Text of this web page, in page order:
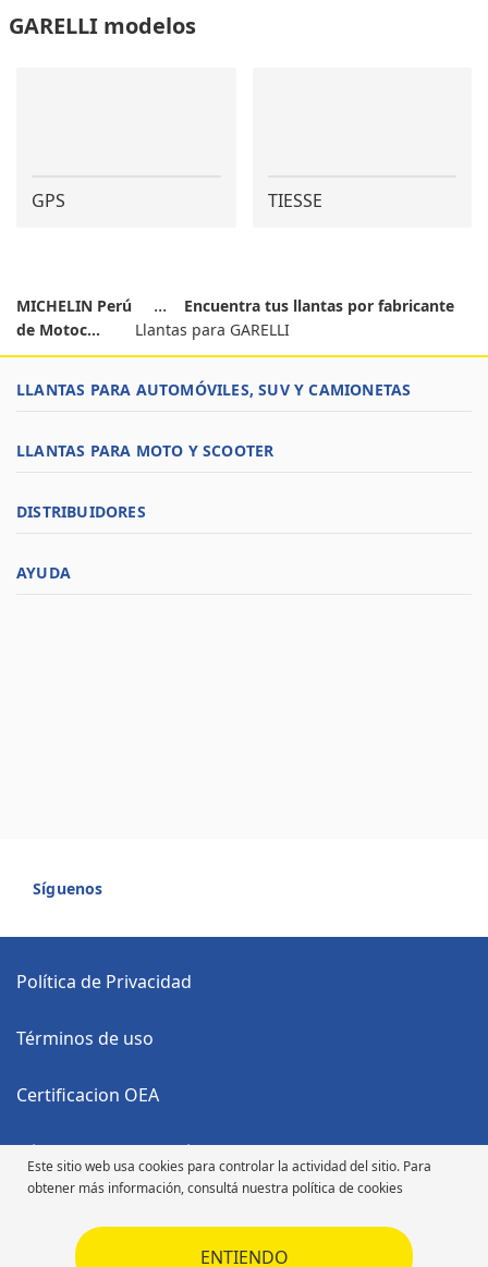
Este sitio web usa cookies para controlar la actividad del sitio. Para
obtener más información, consultá nuestra política de cookies
ENTIENDO
GARELLI modelos
GPS TIESSE
MICHELIN Perú
Encuentra tus llantas por fabricante
de Motoc...
Llantas para GARELLI
LLANTAS PARA AUTOMÓVILES, SUV Y CAMIONETAS
LLANTAS PARA MOTO Y SCOOTER
DISTRIBUIDORES
AYUDA
Síguenos
Política de Privacidad
Términos de uso
Certificacion OEA
Código Anticorrupción